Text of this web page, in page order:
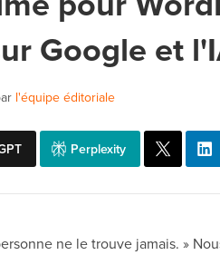
Google et
l'équipe éditoriale
Perplexity
ne le trouve jamais. »